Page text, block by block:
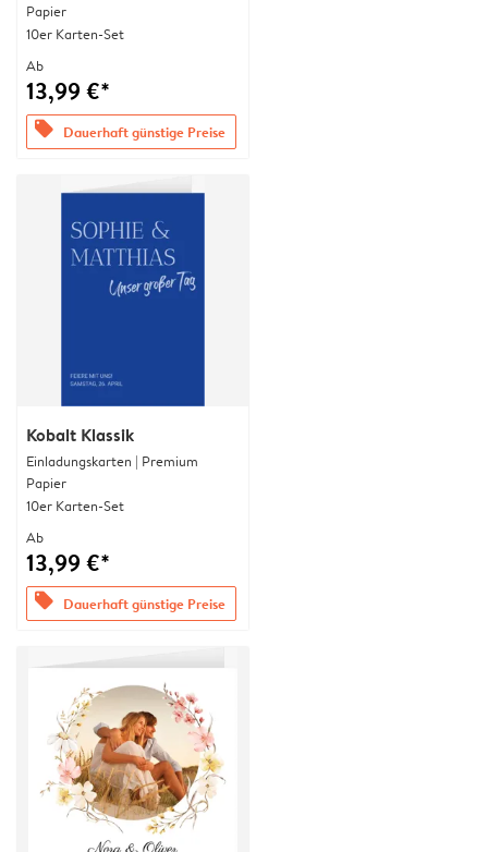
Papier
10er Karten-Set
Ab
13,99 €*
offers Dauerhaft günstige Preise
Kobalt Klassik
Einladungskarten | Premium
Papier
10er Karten-Set
Ab
13,99 €*
offers Dauerhaft günstige Preise